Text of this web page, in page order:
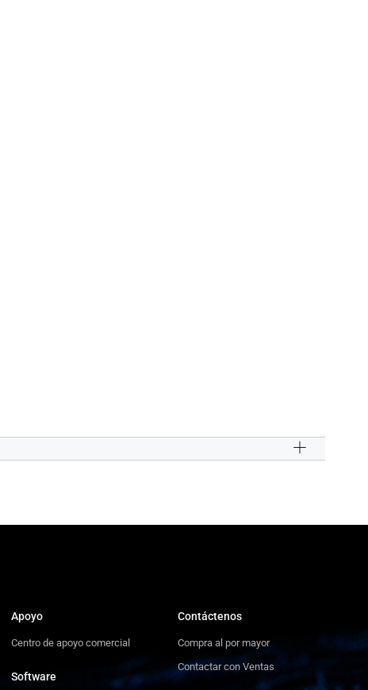
Apoyo
Centro de apoyo comercial
Software
Contáctenos
Compra al por mayor
Contactar con Ventas